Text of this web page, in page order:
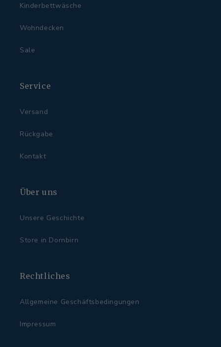
Kinderbettwäsche
Wohndecken
Sale
Service
Versand
Rückgabe
Kontakt
Über uns
Unsere Geschichte
Store in Dornbirn
Rechtliches
Allgemeine Geschäftsbedingungen
Impressum